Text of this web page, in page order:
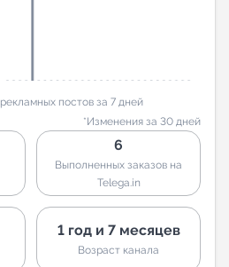
рекламных постов за 7 дней
*Изменения за 30 дней
6
Выполненных заказов на
Telega.in
1 год и 7 месяцев
Возраст канала